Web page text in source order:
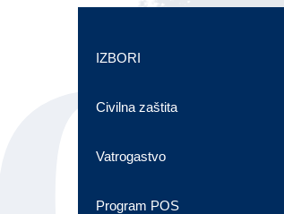
IZBORI
Civilna zaštita
Vatrogastvo
Program POS